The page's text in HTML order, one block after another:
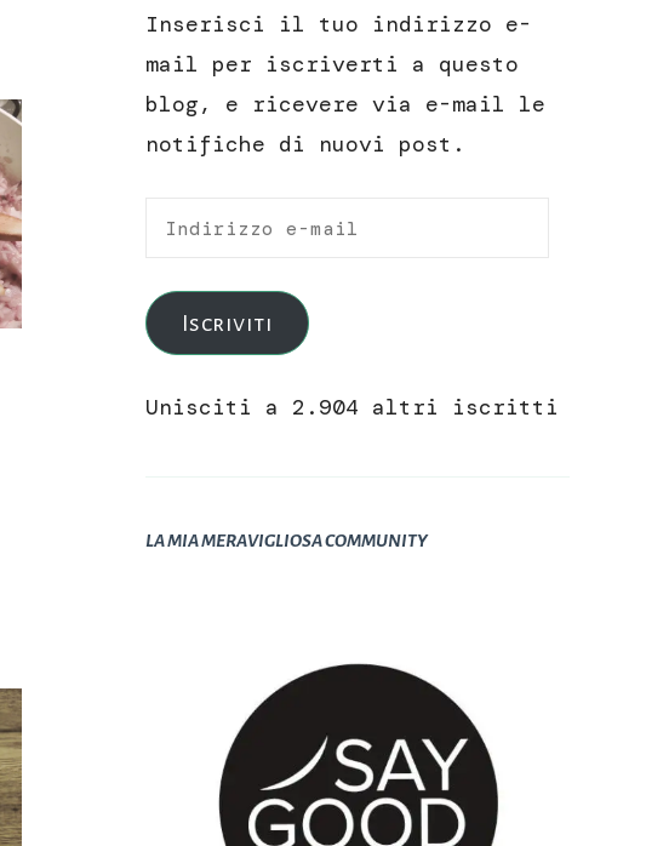
Inserisci il tuo indirizzo e-
mail per iscriverti a questo
blog, e ricevere via e-mail le
notifiche di nuovi post.
Indirizzo
mail
Iscriviti
Unisciti a 2.904 altri iscritti
LA MIA MERAVIGLIOSA COMMUNITY